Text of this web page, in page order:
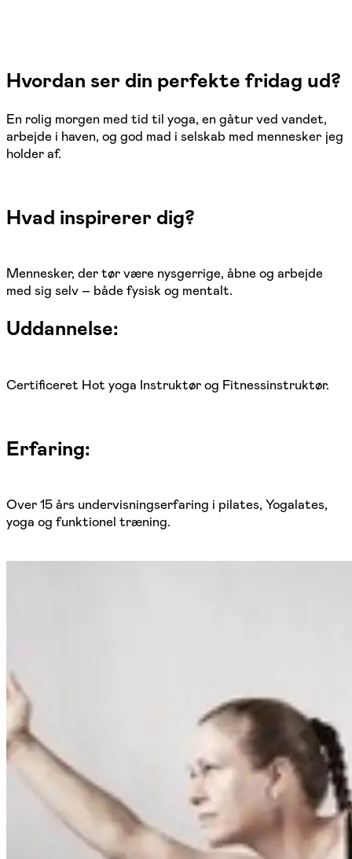
Hvordan ser din perfekte fridag ud?
En rolig morgen med tid til yoga, en gåtur ved vandet,
arbejde i haven, og god mad i selskab med mennesker jeg
holder af.
Hvad inspirerer dig?
Mennesker, der tør være nysgerrige, åbne og arbejde
med sig selv – både fysisk og mentalt.
Uddannelse:
Certificeret Hot yoga Instruktør og Fitnessinstruktør.
Erfaring:
Over 15 års undervisningserfaring i pilates, Yogalates,
yoga og funktionel træning.